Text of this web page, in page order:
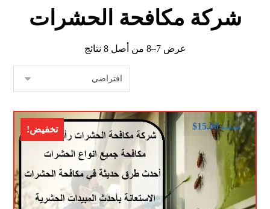
شركة مكافحة الحشرات
عرض 7–8 من أصل 8 نتائج
تخفيض! $30.00
$15.00